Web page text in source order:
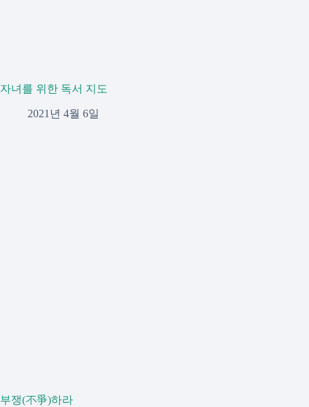
자녀를 위한 독서 지도
2021년 4월 6일
부쟁(不爭)하라